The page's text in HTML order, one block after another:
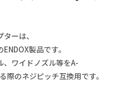
ーは、
製品です。
、ワイドノズル等をA-
際のネジピッチ互換用です。